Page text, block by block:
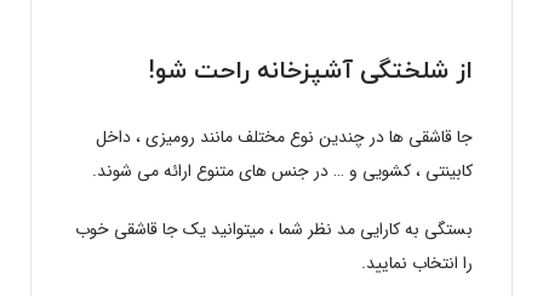
از شلختگی آشپزخانه راحت شو!
جا قاشقی ها در چندین نوع مختلف مانند رومیزی ، داخل
کابینتی ، کشویی و … در جنس های متنوع ارائه می شوند.
بستگی به کارایی مد نظر شما ، میتوانید یک جا قاشقی خوب
را انتخاب نمایید.